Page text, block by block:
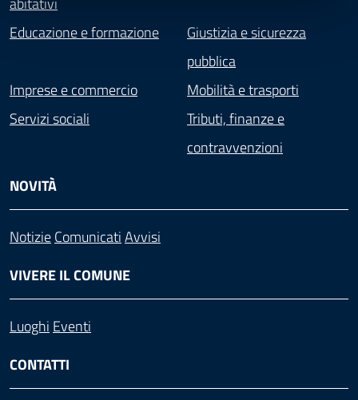
Educazione e formazione
Giustizia e sicurezza
pubblica
Imprese e commercio
Mobilità e trasporti
Servizi sociali
Tributi, finanze e
contravvenzioni
NOVITÀ
NotizieComunicatiAvvisi
VIVERE IL COMUNE
Luoghi Eventi
CONTATTI